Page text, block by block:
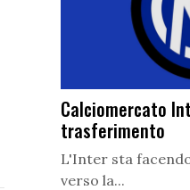
Calciomercato
trasferimento
L'Inter sta
verso la...